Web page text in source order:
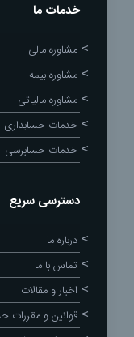
خدمات ما
مشاوره مالی
مشاوره بیمه
مشاوره مالیاتی
خدمات حسابداری
خدمات حسابرسی
دسترسی سریع
درباره ما
تماس با ما
اخبار و مقالات
قوانین و مقررات